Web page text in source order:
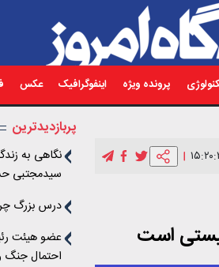
پرونده ویژه اینفوگرافیک عکس
است
پربازدیدترین
نگاهی به
سیدمجتبی
درس بزرگ
عضو هیئت
احتمال جنگ